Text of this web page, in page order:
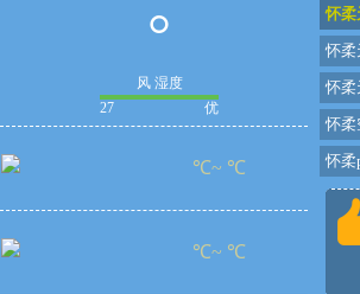
°
风 湿度
27
优
℃~ ℃
℃~ ℃
怀柔
怀柔
怀柔
怀柔
怀柔